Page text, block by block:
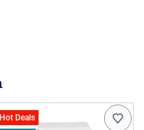
Hot Deals